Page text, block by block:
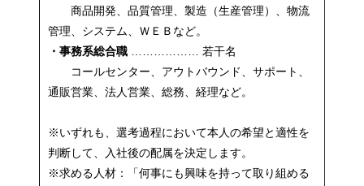
商品開発、品質管理、製造（生産管理）、物流
管理、システム、ＷＥＢなど。
・事務系総合職 ……………… 若干名
コールセンター、アウトバウンド、サポート、
通販営業、法人営業、総務、経理など。
※いずれも、選考過程において本人の希望と適性を
判断して、入社後の配属を決定します。
※求める人材：「何事にも興味を持って取り組める